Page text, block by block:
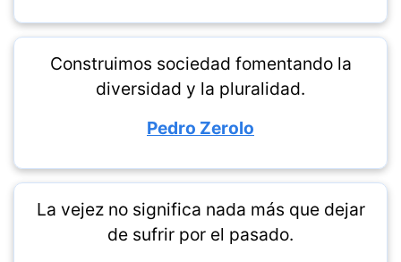
Construimos sociedad fomentando la
diversidad y la pluralidad.
Pedro Zerolo
La vejez no significa nada más que dejar
de sufrir por el pasado.